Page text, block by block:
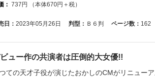
： 737 円 （本体670円＋税）
日： 2023年05月26日 判型： Ｂ６判 ページ数： 162
ュー作の共演者は圧倒的大女優!!
ての天才子役が演じたおかしのCMがリニューア